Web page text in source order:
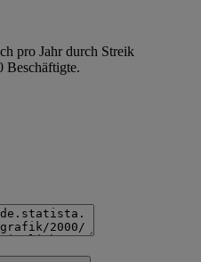
pro Jahr durch Streik
Beschäftigte.